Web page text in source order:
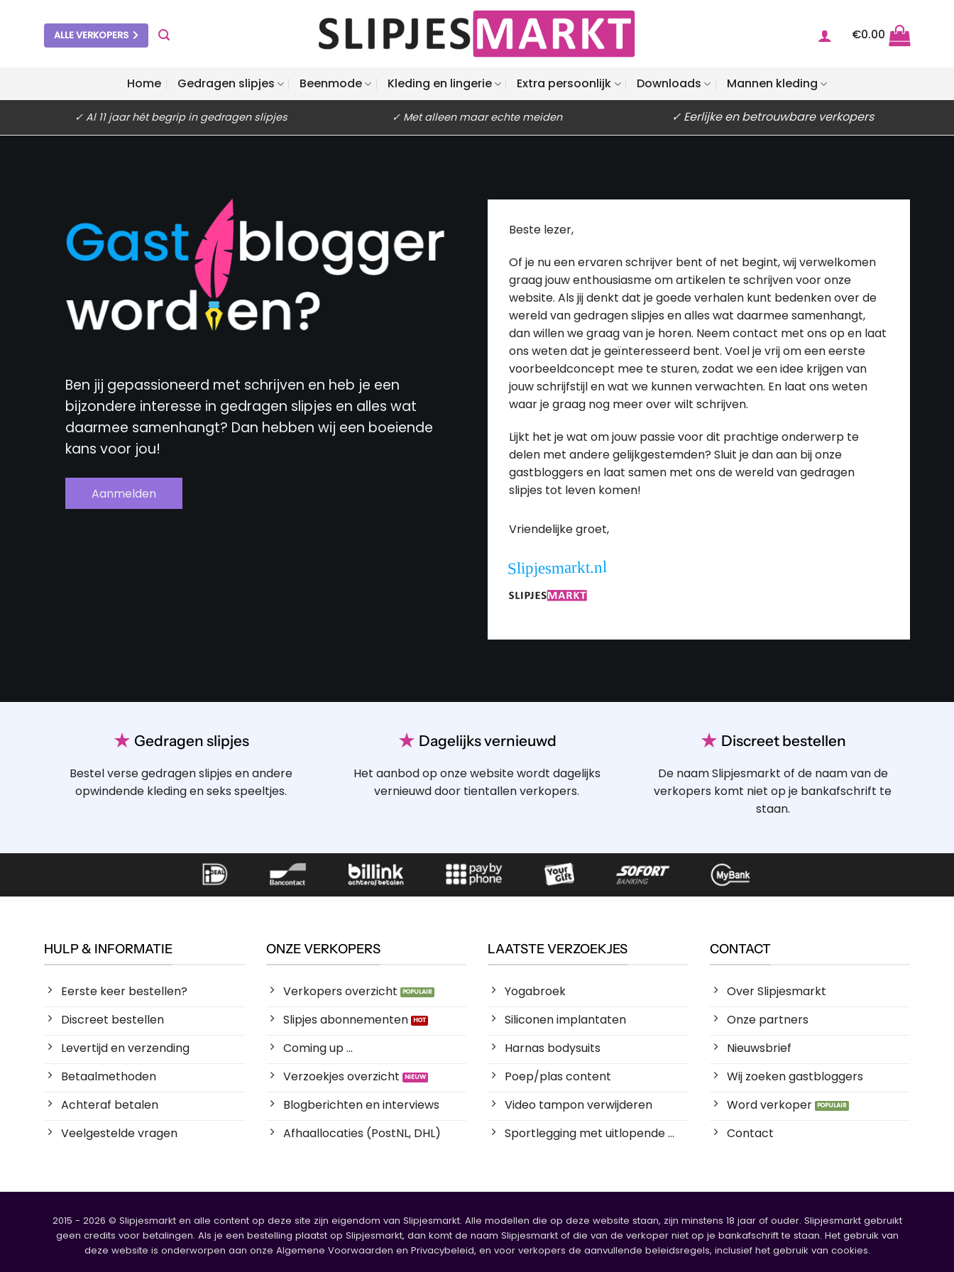
ALLE VERKOPERS €0.00
Home Gedragen slipjes Beenmode Kleding en lingerie Extra persoonlijk Downloads Mannen kleding
✓ Al 11 jaar hét begrip in gedragen slipjes ✓ Met alleen maar echte meiden ✓ Eerlijke en betrouwbare verkopers
Ben jij gepassioneerd met schrijven en heb je een
bijzondere interesse in gedragen slipjes en alles wat
daarmee samenhangt? Dan hebben wij een boeiende
kans voor jou!
Aanmelden
Beste lezer,
Of je nu een ervaren schrijver bent of net begint, wij verwelkomen
graag jouw enthousiasme om artikelen te schrijven voor onze
website. Als jij denkt dat je goede verhalen kunt bedenken over de
wereld van gedragen slipjes en alles wat daarmee samenhangt,
dan willen we graag van je horen. Neem contact met ons op en laat
ons weten dat je geïnteresseerd bent. Voel je vrij om een eerste
voorbeeldconcept mee te sturen, zodat we een idee krijgen van
jouw schrijfstijl en wat we kunnen verwachten. En laat ons weten
waar je graag nog meer over wilt schrijven.
Lijkt het je wat om jouw passie voor dit prachtige onderwerp te
delen met andere gelijkgestemden? Sluit je dan aan bij onze
gastbloggers en laat samen met ons de wereld van gedragen
slipjes tot leven komen!
Vriendelijke groet,
Slipjesmarkt.nl
★ Gedragen slipjes
Bestel verse gedragen slipjes en andere
opwindende kleding en seks speeltjes.
★ Dagelijks vernieuwd
Het aanbod op onze website wordt dagelijks
vernieuwd door tientallen verkopers.
★ Discreet bestellen
De naam Slipjesmarkt of de naam van de
verkopers komt niet op je bankafschrift te
staan.
HULP & INFORMATIE
Eerste keer bestellen?
Discreet bestellen
Levertijd en verzending
Betaalmethoden
Achteraf betalen
Veelgestelde vragen
ONZE VERKOPERS
Verkopers overzicht
Slipjes abonnementen
Coming up ...
Verzoekjes overzicht
Blogberichten en interviews
Afhaallocaties (PostNL, DHL)
LAATSTE VERZOEKJES
Yogabroek
Siliconen implantaten
Harnas bodysuits
Poep/plas content
Video tampon verwijderen
Sportlegging met uitlopende ...
CONTACT
Over Slipjesmarkt
Onze partners
Nieuwsbrief
Wij zoeken gastbloggers
Word verkoper
Contact
2015 - 2026 © Slipjesmarkt en alle content op deze site zijn eigendom van Slipjesmarkt. Alle modellen die op deze website staan, zijn minstens 18 jaar of ouder. Slipjesmarkt gebruikt
geen credits voor betalingen. Als je een bestelling plaatst op Slipjesmarkt, dan komt de naam Slipjesmarkt of die van de verkoper niet op je bankafschrift te staan. Het gebruik van
deze website is onderworpen aan onze Algemene Voorwaarden en Privacybeleid, en voor verkopers de aanvullende beleidsregels, inclusief het gebruik van cookies.